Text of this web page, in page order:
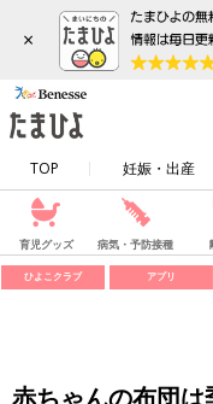
×
TOP 妊娠・出産
育児グッズ 病気・予防接種
ひよこクラブ アプリ
赤ちゃんの布団は